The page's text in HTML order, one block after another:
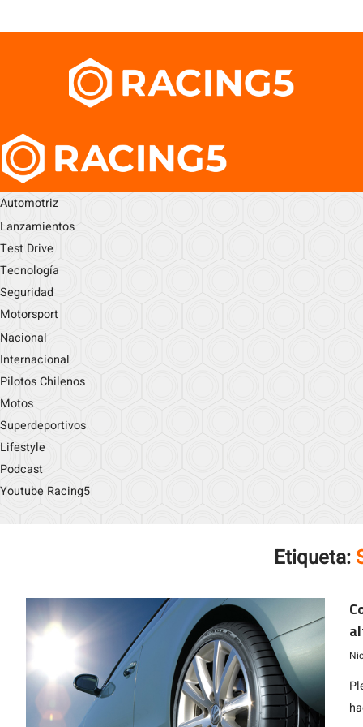
Automotriz
Lanzamientos
Test Drive
Tecnología
Seguridad
Motorsport
Nacional
Internacional
Pilotos Chilenos
Motos
Superdeportivos
Lifestyle
Podcast
Youtube Racing5
Etiqueta: